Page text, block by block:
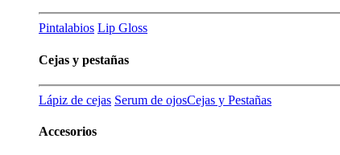
Pintalabios Lip Gloss
Cejas y pestañas
Lápiz de cejas Serum de ojosCejas y Pestañas
Accesorios